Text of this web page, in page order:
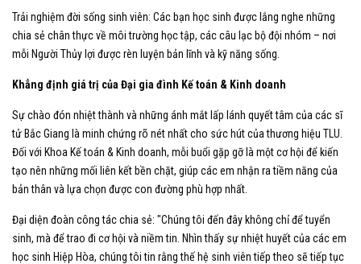
​Trải nghiệm đời sống sinh viên: Các bạn học sinh được lắng nghe những
chia sẻ chân thực về môi trường học tập, các câu lạc bộ đội nhóm – nơi
mỗi Người Thủy lợi được rèn luyện bản lĩnh và kỹ năng sống.
Khẳng định giá trị của Đại gia đình Kế toán & Kinh doanh
​Sự chào đón nhiệt thành và những ánh mắt lấp lánh quyết tâm của các sĩ
tử Bắc Giang là minh chứng rõ nét nhất cho sức hút của thương hiệu TLU.
Đối với Khoa Kế toán & Kinh doanh, mỗi buổi gặp gỡ là một cơ hội để kiến
tạo nên những mối liên kết bền chặt, giúp các em nhận ra tiềm năng của
bản thân và lựa chọn được con đường phù hợp nhất.
​Đại diện đoàn công tác chia sẻ: "Chúng tôi đến đây không chỉ để tuyển
sinh, mà để trao đi cơ hội và niềm tin. Nhìn thấy sự nhiệt huyết của các em
học sinh Hiệp Hòa, chúng tôi tin rằng thế hệ sinh viên tiếp theo sẽ tiếp tục